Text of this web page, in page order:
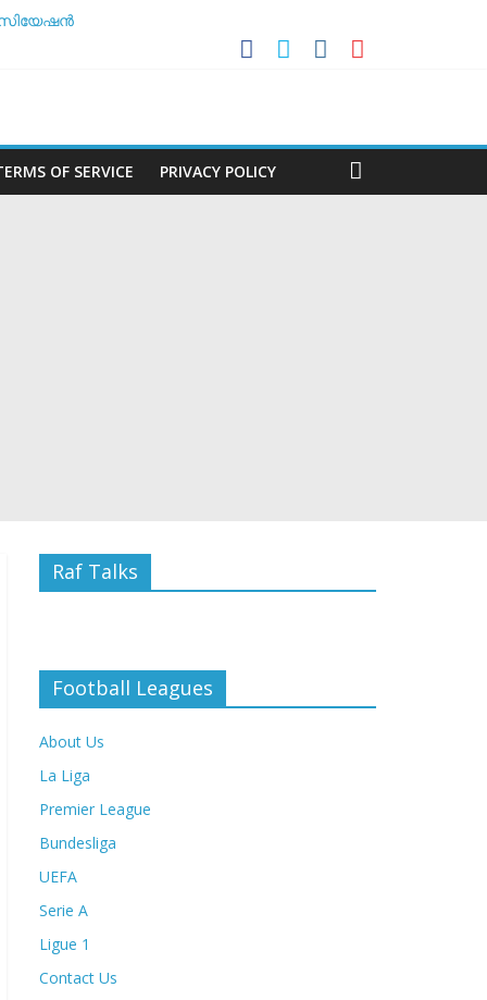
OF SERVICE PRIVACY POLICY
Raf Talks
Football Leagues
About Us
La Liga
Premier League
Bundesliga
UEFA
Serie A
Ligue 1
Contact Us